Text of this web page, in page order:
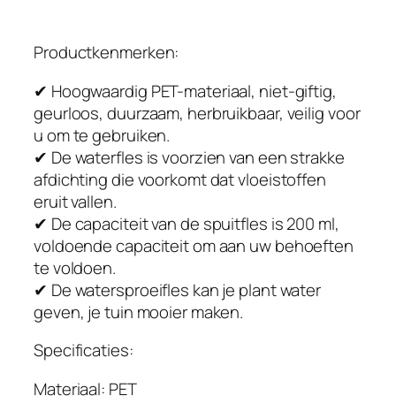
g
e
S
p
r
a
y
F
l
e
s
,
P
l
a
Productkenmerken:
✔ Hoogwaardig PET-materiaal, niet-giftig,
geurloos, duurzaam, herbruikbaar, veilig voor
u om te gebruiken.
✔ De waterfles is voorzien van een strakke
afdichting die voorkomt dat vloeistoffen
eruit vallen.
✔ De capaciteit van de spuitfles is 200 ml,
voldoende capaciteit om aan uw behoeften
te voldoen.
✔ De watersproeifles kan je plant water
geven, je tuin mooier maken.
Specificaties:
Materiaal: PET